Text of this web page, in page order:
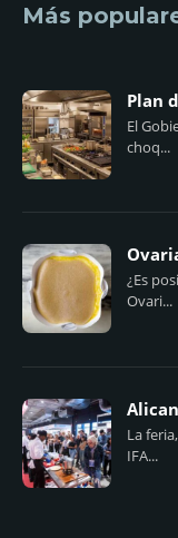
Más
Plan
El
choq...
¿Es
Ovari...
La
IFA...